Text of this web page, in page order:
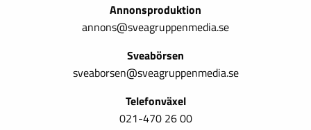
Annonsproduktion
annons@sveagruppenmedia.se
Sveabörsen
sveaborsen@sveagruppenmedia.se
Telefonväxel
021-470 26 00